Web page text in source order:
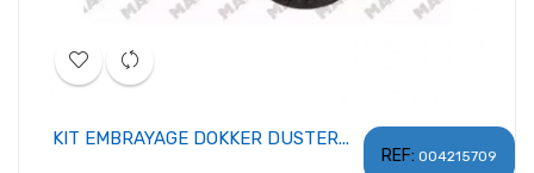
REF: 004215709
KIT EMBRAYAGE DOKKER DUSTER...